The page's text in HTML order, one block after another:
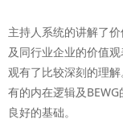
主持人系统的讲解了
及同行业企业的价值
观有了比较深刻的理
有的内在逻辑及
良好的基础。